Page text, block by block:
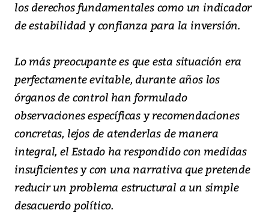
los derechos fundamentales como un indicador
de estabilidad y confianza para la inversión.
Lo más preocupante es que esta situación era
perfectamente evitable, durante años los
órganos de control han formulado
observaciones específicas y recomendaciones
concretas, lejos de atenderlas de manera
integral, el Estado ha respondido con medidas
insuficientes y con una narrativa que pretende
reducir un problema estructural a un simple
desacuerdo político.